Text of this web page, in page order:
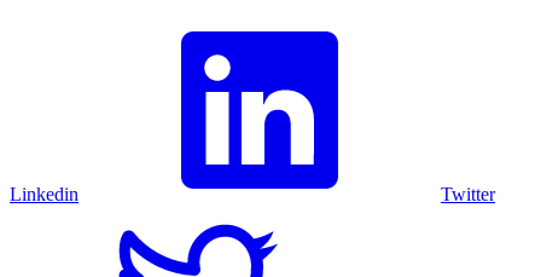
Linkedin Twitter